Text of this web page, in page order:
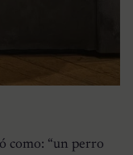
como: “un perro